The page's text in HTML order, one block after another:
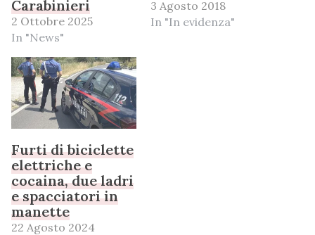
Carabinieri
2 Ottobre 2025
In "News"
3 Agosto 2018
In "In evidenza"
Furti di biciclette
elettriche e
cocaina, due ladri
e spacciatori in
manette
22 Agosto 2024